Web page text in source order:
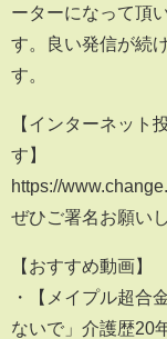
ーターになって頂
す。良い発信が続
す。
【インターネット
す】
https://
ぜひご署名お願い
【おすすめ動画】
・【メイプル超合
ないで」介護歴20